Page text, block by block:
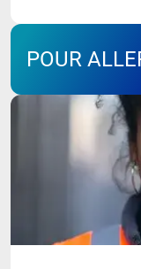
POUR